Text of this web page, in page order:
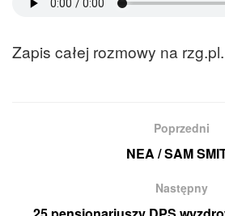
Zapis całej rozmowy na rzg.pl.
Poprzedni
NEA / SAM
Następny